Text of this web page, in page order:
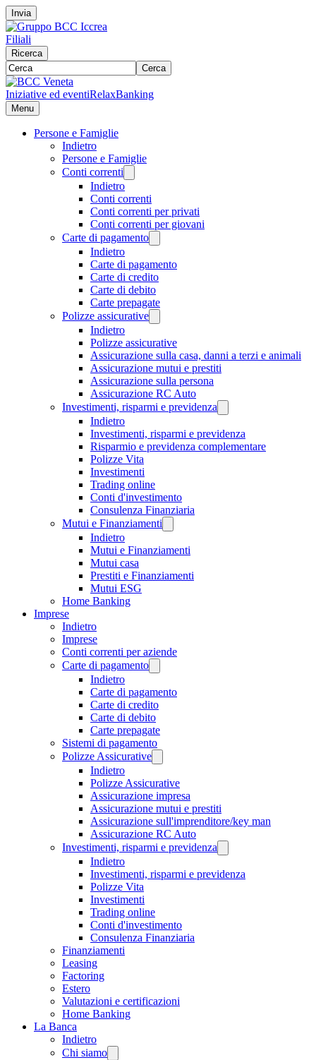
Invia
Filiali
Ricerca
Cerca
Iniziative ed eventiRelaxBanking
Menu
Persone e Famiglie
Indietro
Persone e Famiglie
Conti correnti
Indietro
Conti correnti
Conti correnti per privati
Conti correnti per giovani
Carte di pagamento
Indietro
Carte di pagamento
Carte di credito
Carte di debito
Carte prepagate
Polizze assicurative
Indietro
Polizze assicurative
Assicurazione sulla casa, danni a terzi e animali
Assicurazione mutui e prestiti
Assicurazione sulla persona
Assicurazione RC Auto
Investimenti, risparmi e previdenza
Indietro
Investimenti, risparmi e previdenza
Risparmio e previdenza complementare
Polizze Vita
Investimenti
Trading online
Conti d'investimento
Consulenza Finanziaria
Mutui e Finanziamenti
Indietro
Mutui e Finanziamenti
Mutui casa
Prestiti e Finanziamenti
Mutui ESG
Home Banking
Imprese
Indietro
Imprese
Conti correnti per aziende
Carte di pagamento
Indietro
Carte di pagamento
Carte di credito
Carte di debito
Carte prepagate
Sistemi di pagamento
Polizze Assicurative
Indietro
Polizze Assicurative
Assicurazione impresa
Assicurazione mutui e prestiti
Assicurazione sull'imprenditore/key man
Assicurazione RC Auto
Investimenti, risparmi e previdenza
Indietro
Investimenti, risparmi e previdenza
Polizze Vita
Investimenti
Trading online
Conti d'investimento
Consulenza Finanziaria
Finanziamenti
Leasing
Factoring
Estero
Valutazioni e certificazioni
Home Banking
La Banca
Indietro
Chi siamo